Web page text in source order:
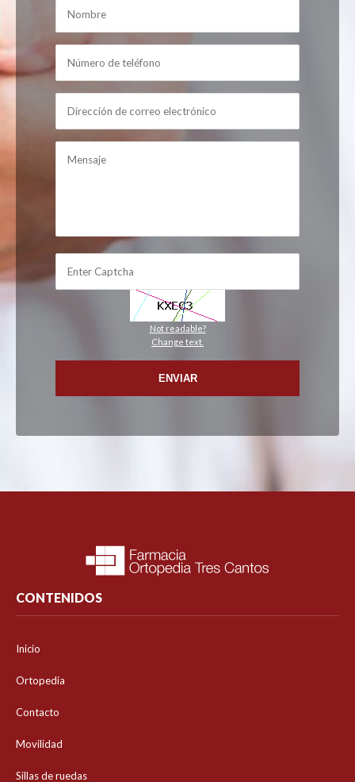
Not readable?
Change text.
ENVIAR
CONTENIDOS
Inicio
Ortopedia
Contacto
Movilidad
Sillas de ruedas